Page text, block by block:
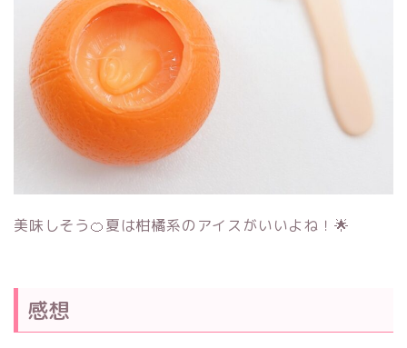
美味しそう🍊夏は柑橘系のアイスがいいよね！🌟
感想